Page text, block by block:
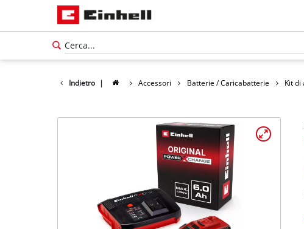
Indietro | Accessori Batterie / Caricabatterie Kit di